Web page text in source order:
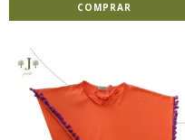
COMPRAR